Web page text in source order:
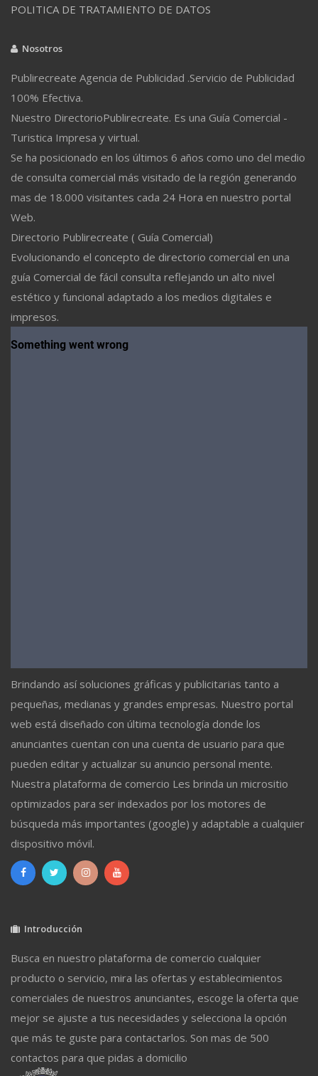
POLITICA DE TRATAMIENTO DE DATOS
Nosotros
Publirecreate Agencia de Publicidad .Servicio de Publicidad
100% Efectiva.
Nuestro DirectorioPublirecreate. Es una Guía Comercial -
Turistica Impresa y virtual.
Se ha posicionado en los últimos 6 años como uno del medio
de consulta comercial más visitado de la región generando
mas de 18.000 visitantes cada 24 Hora en nuestro portal
Web.
Directorio Publirecreate ( Guía Comercial)
Evolucionando el concepto de directorio comercial en una
guía Comercial de fácil consulta reflejando un alto nivel
estético y funcional adaptado a los medios digitales e
impresos.
Brindando así soluciones gráficas y publicitarias tanto a
pequeñas, medianas y grandes empresas. Nuestro portal
web está diseñado con última tecnología donde los
anunciantes cuentan con una cuenta de usuario para que
pueden editar y actualizar su anuncio personal mente.
Nuestra plataforma de comercio Les brinda un micrositio
optimizados para ser indexados por los motores de
búsqueda más importantes (google) y adaptable a cualquier
dispositivo móvil.
Introducción
Busca en nuestro plataforma de comercio cualquier
producto o servicio, mira las ofertas y establecimientos
comerciales de nuestros anunciantes, escoge la oferta que
mejor se ajuste a tus necesidades y selecciona la opción
que más te guste para contactarlos. Son mas de 500
contactos para que pidas a domicilio